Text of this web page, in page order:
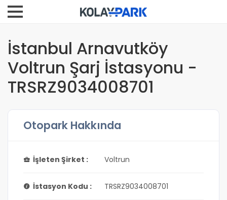
İstanbul Arnavutköy
Voltrun Şarj İstasyonu -
TRSRZ9034008701
Otopark Hakkında
İşleten Şirket : Voltrun
İstasyon Kodu : TRSRZ9034008701